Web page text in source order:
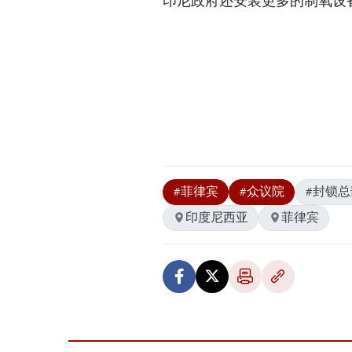
#菲律宾 #众议院
#封锁
印度尼西亚
菲律宾